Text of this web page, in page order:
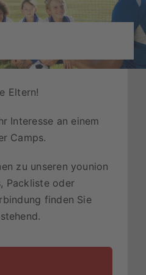
Uns
Info
& Termine
Eltern!
Interesse an einem
Camps.
zu unseren younion
Packliste oder
finden Sie